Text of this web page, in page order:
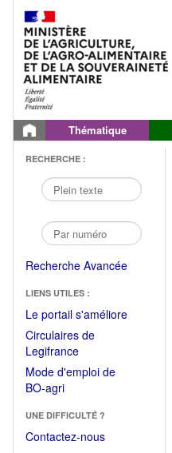
Thématique
RECHERCHE :
Recherche Avancée
LIENS UTILES :
Le portail s'améliore(Fichier
Circulaires de
Legifrance(Ouvrir
dans
une
fenêtre)
Mode d'emploi de
BO-agri(Ouvrir
une
nouvelle
UNE DIFFICULTÉ ?
Contactez-nous